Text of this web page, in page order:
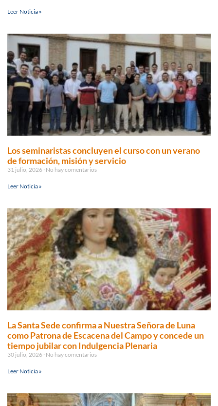
Leer Noticia »
Los seminaristas concluyen el curso con un verano
de formación, misión y servicio
31 julio, 2026 No hay comentarios
Leer Noticia »
La Santa Sede confirma a Nuestra Señora de Luna
como Patrona de Escacena del Campo y concede un
tiempo jubilar con Indulgencia Plenaria
30 julio, 2026 No hay comentarios
Leer Noticia »